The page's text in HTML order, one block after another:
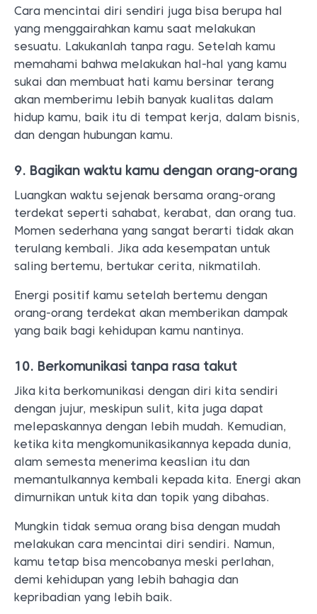
Cara mencintai diri sendiri juga bisa berupa hal
yang menggairahkan kamu saat melakukan
sesuatu. Lakukanlah tanpa ragu. Setelah kamu
memahami bahwa melakukan hal-hal yang kamu
sukai dan membuat hati kamu bersinar terang
akan memberimu lebih banyak kualitas dalam
hidup kamu, baik itu di tempat kerja, dalam bisnis,
dan dengan hubungan kamu.
9. Bagikan waktu kamu dengan orang-orang
Luangkan waktu sejenak bersama orang-orang
terdekat seperti sahabat, kerabat, dan orang tua.
Momen sederhana yang sangat berarti tidak akan
terulang kembali. Jika ada kesempatan untuk
saling bertemu, bertukar cerita, nikmatilah.
Energi positif kamu setelah bertemu dengan
orang-orang terdekat akan memberikan dampak
yang baik bagi kehidupan kamu nantinya.
10. Berkomunikasi tanpa rasa takut
Jika kita berkomunikasi dengan diri kita sendiri
dengan jujur, meskipun sulit, kita juga dapat
melepaskannya dengan lebih mudah. Kemudian,
ketika kita mengkomunikasikannya kepada dunia,
alam semesta menerima keaslian itu dan
memantulkannya kembali kepada kita. Energi akan
dimurnikan untuk kita dan topik yang dibahas.
Mungkin tidak semua orang bisa dengan mudah
melakukan cara mencintai diri sendiri. Namun,
kamu tetap bisa mencobanya meski perlahan,
demi kehidupan yang lebih bahagia dan
kepribadian yang lebih baik.